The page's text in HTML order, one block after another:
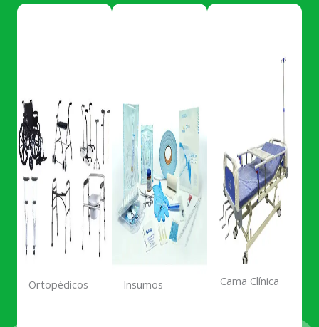
Ortopédicos Insumos Cama Clínica